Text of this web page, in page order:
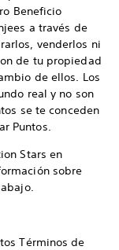
Beneficio
a través de
venderlos ni
de tu propiedad
de ellos. Los
real y no son
se te conceden
Puntos.
Stars en
sobre
Términos de